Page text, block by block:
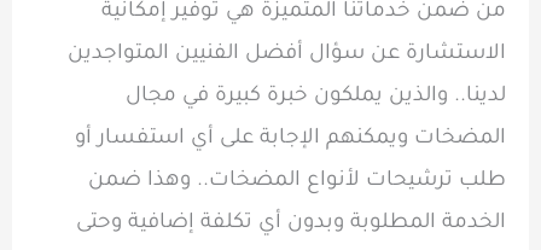
من ضمن خدماتنا المتميزة هي توفير إمكانية
الاستشارة عن سؤال أفضل الفنيين المتواجدين
لدينا.. والذين يملكون خبرة كبيرة في مجال
المضخات ويمكنهم الإجابة على أي استفسار أو
طلب ترشيحات لأنواع المضخات.. وهذا ضمن
الخدمة المطلوبة وبدون أي تكلفة إضافية وحتى